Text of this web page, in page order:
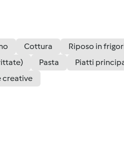
Cottura Riposo in
Pasta Piatti
creative